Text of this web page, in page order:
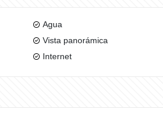
Agua
Vista panorámica
Internet